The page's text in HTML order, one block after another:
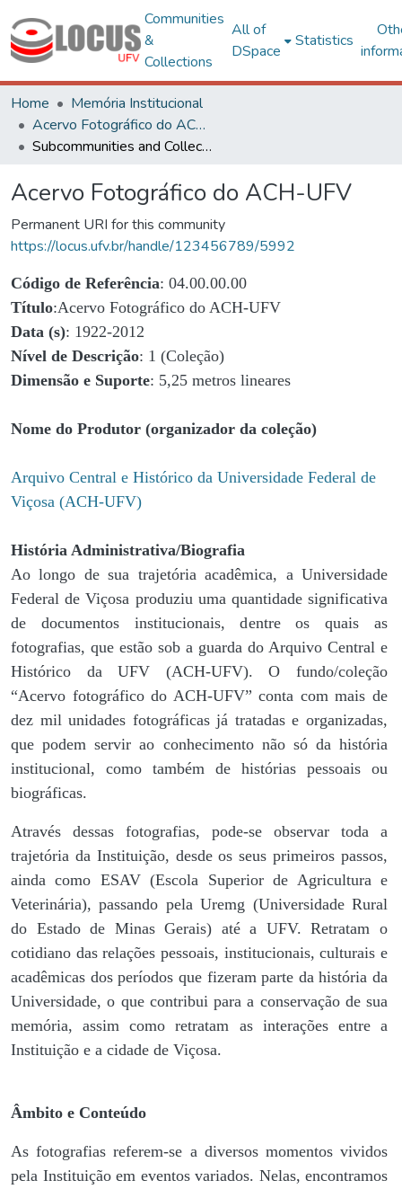
Communities
&
Collections
All of
DSpace
Statistics
Home
Memória Institucional
Acervo Fotográfico do ACH-UFV
Subcommunities and Collections
Acervo Fotográfico do ACH-UFV
Permanent URI for this community
https://locus.ufv.br/handle/123456789/5992
Código de Referência: 04.00.00.00
Título:Acervo Fotográfico do ACH-UFV
Data (s): 1922-2012
Nível de Descrição: 1 (Coleção)
Dimensão e Suporte: 5,25 metros lineares
Nome do Produtor (organizador da coleção)
Arquivo Central e Histórico da Universidade Federal de
Viçosa (ACH-UFV)
História Administrativa/Biografia
Ao longo de sua trajetória acadêmica, a Universidade
Federal de Viçosa produziu uma quantidade significativa
de documentos institucionais, dentre os quais as
fotografias, que estão sob a guarda do Arquivo Central e
Histórico da UFV (ACH-UFV). O fundo/coleção
“Acervo fotográfico do ACH-UFV” conta com mais de
dez mil unidades fotográficas já tratadas e organizadas,
que podem servir ao conhecimento não só da história
institucional, como também de histórias pessoais ou
biográficas.
Através dessas fotografias, pode-se observar toda a
trajetória da Instituição, desde os seus primeiros passos,
ainda como ESAV (Escola Superior de Agricultura e
Veterinária), passando pela Uremg (Universidade Rural
do Estado de Minas Gerais) até a UFV. Retratam o
cotidiano das relações pessoais, institucionais, culturais e
acadêmicas dos períodos que fizeram parte da história da
Universidade, o que contribui para a conservação de sua
memória, assim como retratam as interações entre a
Instituição e a cidade de Viçosa.
Âmbito e Conteúdo
As fotografias referem-se a diversos momentos vividos
pela Instituição em eventos variados. Nelas, encontramos